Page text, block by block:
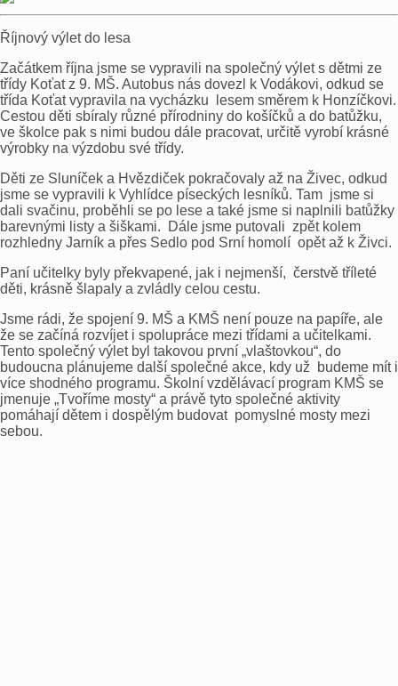
Říjnový výlet do lesa
Začátkem října jsme se vypravili na společný výlet s dětmi ze
třídy Koťat z 9. MŠ. Autobus nás dovezl k Vodákovi, odkud se
třída Koťat vypravila na vycházku lesem směrem k Honzíčkovi.
Cestou děti sbíraly různé přírodniny do košíčků a do batůžku,
ve školce pak s nimi budou dále pracovat, určitě vyrobí krásné
výrobky na výzdobu své třídy.
Děti ze Sluníček a Hvězdiček pokračovaly až na Živec, odkud
jsme se vypravili k Vyhlídce píseckých lesníků. Tam jsme si
dali svačinu, proběhli se po lese a také jsme si naplnili batůžky
barevnými listy a šiškami. Dále jsme putovali zpět kolem
rozhledny Jarník a přes Sedlo pod Srní homolí opět až k Živci.
Paní učitelky byly překvapené, jak i nejmenší, čerstvě tříleté
děti, krásně šlapaly a zvládly celou cestu.
Jsme rádi, že spojení 9. MŠ a KMŠ není pouze na papíře, ale
že se začíná rozvíjet i spolupráce mezi třídami a učitelkami.
Tento společný výlet byl takovou první „vlaštovkou“, do
budoucna plánujeme další společné akce, kdy už budeme mít i
více shodného programu. Školní vzdělávací program KMŠ se
jmenuje „Tvoříme mosty“ a právě tyto společné aktivity
pomáhají dětem i dospělým budovat pomyslné mosty mezi
sebou.